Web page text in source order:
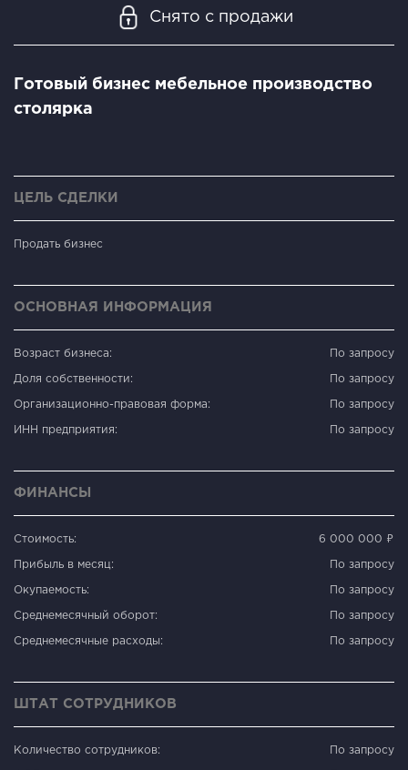
Снято с продажи
Готовый бизнес мебельное производство
столярка
ЦЕЛЬ СДЕЛКИ
Продать бизнес
ОСНОВНАЯ ИНФОРМАЦИЯ
Возраст бизнеса: По запросу
Доля собственности: По запросу
Организационно-правовая форма: По запросу
ИНН предприятия: По запросу
ФИНАНСЫ
Стоимость: 6 000 000 ₽
Прибыль в месяц: По запросу
Окупаемость: По запросу
Среднемесячный оборот: По запросу
Среднемесячные расходы: По запросу
ШТАТ СОТРУДНИКОВ
Количество сотрудников: По запросу